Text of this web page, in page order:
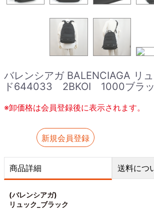
バレンシアガ BALENCIAGA リ
ド644033 2BKOI 1000ブラ
※卸価格は会員登録後に表示されます。
新規会員登録
商品詳細 送料につ
(バレンシアガ)
リュック_ブラック